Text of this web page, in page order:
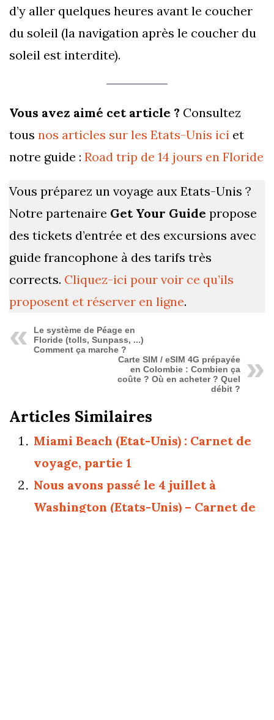
d’y aller quelques heures avant le coucher
du soleil (la navigation après le coucher du
soleil est interdite).
Vous avez aimé cet article ? Consultez
tous nos articles sur les Etats-Unis ici et
notre guide : Road trip de 14 jours en Floride
Vous préparez un voyage aux Etats-Unis ?
Notre partenaire Get Your Guide propose
des tickets d’entrée et des excursions avec
guide francophone à des tarifs très
corrects. Cliquez-ici pour voir ce qu’ils
proposent et réserver en ligne.
Le système de Péage en
Floride (tolls, Sunpass, ...)
Comment ça marche ?
Carte SIM / eSIM 4G prépayée
en Colombie : Combien ça
coûte ? Où en acheter ? Quel
débit ?
Articles Similaires
Miami Beach (Etat-Unis) : Carnet de
voyage, partie 1
Nous avons passé le 4 juillet à
Washington (Etats-Unis) – Carnet de